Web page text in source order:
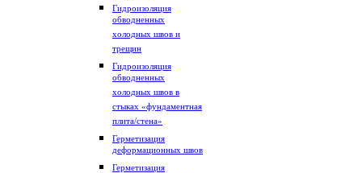
Гидроизоляция
обводненных
холодных швов и
трещин
Гидроизоляция
обводненных
холодных швов в
стыках «фундаментная
плита/стена»
Герметизация
деформационных швов
Герметизация